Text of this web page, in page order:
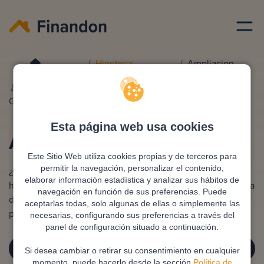
Esta página web usa cookies
Este Sitio Web utiliza cookies propias y de terceros para
permitir la navegación, personalizar el contenido,
elaborar información estadística y analizar sus hábitos de
navegación en función de sus preferencias. Puede
aceptarlas todas, solo algunas de ellas o simplemente las
necesarias, configurando sus preferencias a través del
panel de configuración situado a continuación.
Si desea cambiar o retirar su consentimiento en cualquier
Hipoteca Ampliacion
Gonzalez
Editado y revisado por
Rampani
Ampliación de hipoteca
¿Quieres cambiar las condiciones de tu préstamo
hipotecario? Realiza la ampliación de tu hipoteca con ayuda
de un Broker Experto y consigue las mejores condiciones
para ti con ayuda de expertos.
¡SOLICITA TU ASESORÍA GRATUITA!